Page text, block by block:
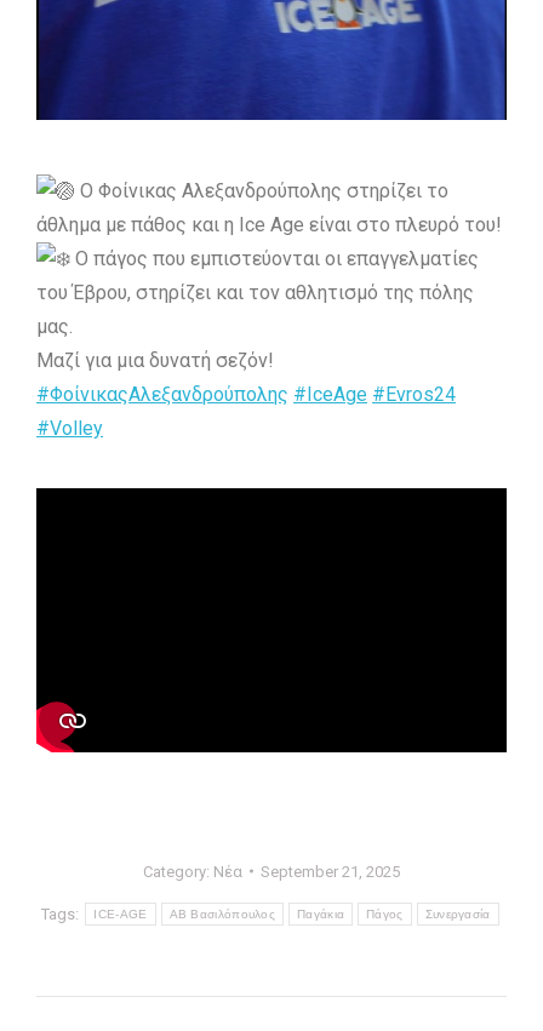
Ο Φοίνικας Αλεξανδρούπολης στηρίζει το
άθλημα με πάθος και η Ice Age είναι στο πλευρό του!
Ο πάγος που εμπιστεύονται οι επαγγελματίες
του Έβρου, στηρίζει και τον αθλητισμό της πόλης
μας.
Μαζί για μια δυνατή σεζόν!
#ΦοίνικαςΑλεξανδρούπολης #IceAge #Evros24
#Volley
Category: Νέα September 21, 2025
Tags: ICE-AGE ΑΒ Βασιλόπουλος Παγάκια Πάγος Συνεργασία